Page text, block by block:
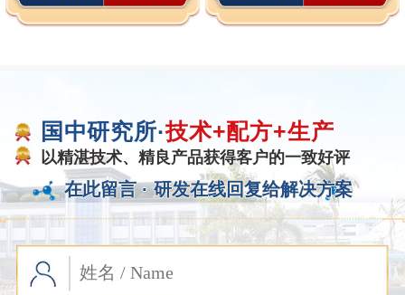
国中研究所·技术+配方+生产
以精湛技术、精良产品获得客户的一致好评
在此留言 · 研发在线回复给解决方案